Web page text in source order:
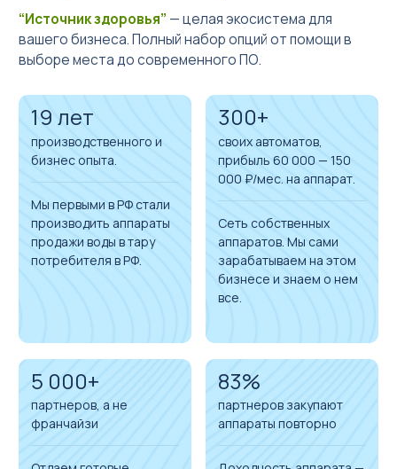
“Источник здоровья” — целая экосистема для
вашего бизнеса. Полный набор опций от помощи в
выборе места до современного ПО.
19 лет
производственного и
бизнес опыта.
Мы первыми в РФ стали
производить аппараты
продажи воды в тару
потребителя в РФ.
5 000+
партнеров, а не
франчайзи
300+
своих автоматов,
прибыль 60 000 — 150
000 ₽/мес. на аппарат.
Сеть собственных
аппаратов. Мы сами
зарабатываем на этом
бизнесе и знаем о нем
все.
83%
партнеров закупают
аппараты повторно